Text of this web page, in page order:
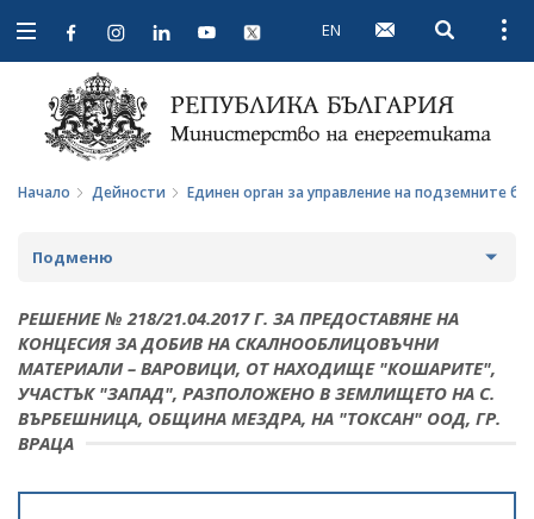
Open
navigation
EN Open
Начало Дейности Единен орган за управление на подземните
Подменю
СТРАТЕГИИ И ПОЛИТИКИ
СТАТИСТИКА И АНАЛИЗИ
ОБЩЕСТВЕН СЪВЕТ ПО ЕНЕРГЕТИКА
ЗА ОБЩЕСТВЕНИЯ СЪВЕТ
ПРОТОКОЛИ И ДРУГИ МАТЕРИАЛИ ОТ ЗАСЕДАНИЯТА
ЕНЕРГИЙНИ ПРОЕКТИ
МЕЖДУНАРОДЕН ФОНД "КОЗЛОДУЙ"
ПРОГРАМА "ЕНЕРГИЙНА ЕФЕКТИВНОСТ И
РЕШЕНИЕ № 218/21.04.2017 Г. ЗА ПРЕДОСТАВЯНЕ НА
КОНЦЕСИЯ ЗА ДОБИВ НА СКАЛНООБЛИЦОВЪЧНИ
МАТЕРИАЛИ – ВАРОВИЦИ, ОТ НАХОДИЩЕ "КОШАРИТЕ",
УЧАСТЪК "ЗАПАД", РАЗПОЛОЖЕНО В ЗЕМЛИЩEТО НА С.
ВЪРБЕШНИЦА, ОБЩИНА МЕЗДРА, НА "ТОКСАН" ООД, ГР.
ВРАЦА